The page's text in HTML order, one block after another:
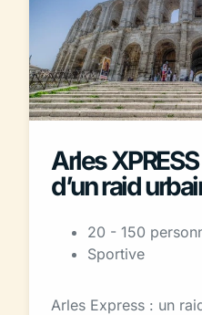
Arles
d’un raid
20 - 150
Sportive
Arles Express : un